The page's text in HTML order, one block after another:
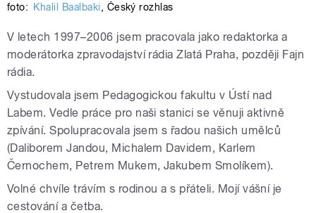
foto: Khalil Baalbaki, Český rozhlas
V letech 1997–2006 jsem pracovala jako redaktorka a
moderátorka zpravodajství rádia Zlatá Praha, později Fajn
rádia.
Vystudovala jsem Pedagogickou fakultu v Ústí nad
Labem. Vedle práce pro naši stanici se věnuji aktivně
zpívání. Spolupracovala jsem s řadou našich umělců
(Daliborem Jandou, Michalem Davidem, Karlem
Černochem, Petrem Mukem, Jakubem Smolíkem).
Volné chvíle trávím s rodinou a s přáteli. Mojí vášní je
cestování a četba.